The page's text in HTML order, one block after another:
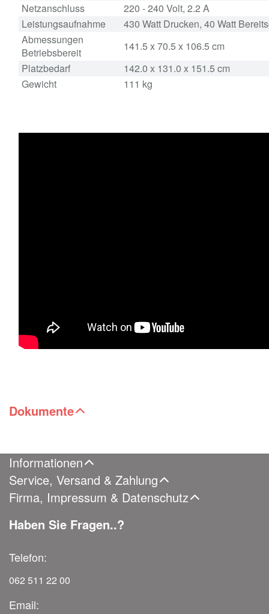
Netzanschluss
220 - 240 Volt, 2.2 A
Leistungsaufnahme
430 Watt Drucken, 40 Watt
Abmessungen
Betriebsbereit
141.5 x 70.5 x 106.5 cm
Platzbedarf
142.0 x 131.0 x 151.5 cm
Gewicht
111 kg
Dokumente
Informationen
Service, Versand & Zahlung
Firma, Impressum & Datenschutz
Haben Sie Fragen..?
Telefon:
062 511 22 00
Email: